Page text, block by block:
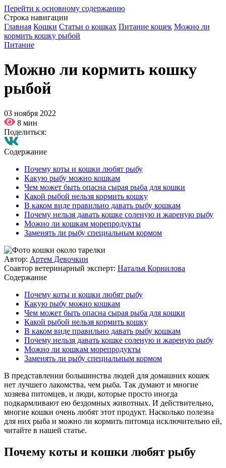
Перейти к основному содержанию
Строка навигации
Главная Кошки Статьи о кошках Питание кошек Можно ли
кормить кошку рыбой
Питание
Можно ли кормить кошку
рыбой
03 ноября 2022
8 мин
Поделиться:
Содержание
Почему коты и кошки любят рыбу
Какую рыбу можно кошкам
Чем может быть опасна сырая рыба для кошки
Какой рыбой нельзя кормить кошку
В каком виде правильно давать рыбу кошкам
Почему нельзя давать кошке соленую и жареную рыбу
Можно ли кошкам морепродукты
Заменять ли рыбу специальным кормом
Автор: Артем Девочкин
Соавтор ветеринарный эксперт: Наталья Корнилова
Содержание
Почему коты и кошки любят рыбу
Какую рыбу можно кошкам
Чем может быть опасна сырая рыба для кошки
Какой рыбой нельзя кормить кошку
В каком виде правильно давать рыбу кошкам
Почему нельзя давать кошке соленую и жареную рыбу
Можно ли кошкам морепродукты
Заменять ли рыбу специальным кормом
В представлении большинства людей для домашних кошек
нет лучшего лакомства, чем рыба. Так думают и многие
хозяева питомцев, и люди, которые просто иногда
подкармливают ею бездомных животных. И действительно,
многие кошки очень любят этот продукт. Насколько полезна
для них рыба и можно ли кормить питомца исключительно ей,
читайте в нашей статье.
Почему коты и кошки любят рыбу